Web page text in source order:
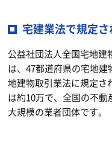
宅建業法で規定
公益社団法人全国宅地建
は、47都道府県の宅地
地建物取引業法に規定さ
は約10万で、全国の不
大規模の業者団体です。